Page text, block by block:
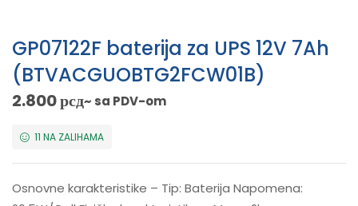
GP07122F baterija za UPS 12V 7Ah
(BTVACGUOBTG2FCW01B)
2.800рсд~ sa PDV-om
11 NA ZALIHAMA
Osnovne karakteristike – Tip: Baterija Napomena: